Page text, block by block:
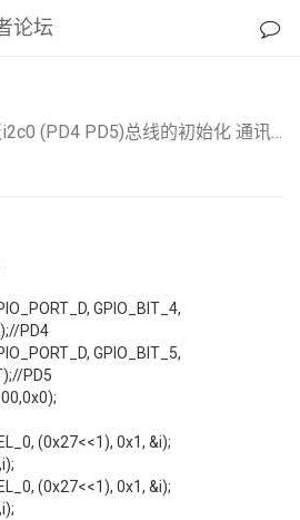
论坛
总线的初始化 通讯异常问题， 读取不到芯片ID问题。
GPIO_BIT_4,
PD4
GPIO_BIT_5,
PD5
(0x27<<1), 0x1, &i);
(0x27<<1), 0x1, &i);